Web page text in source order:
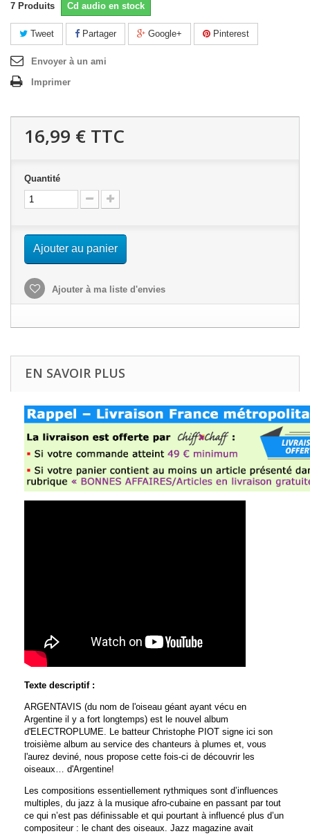
7 Produits Cd audio en stock
Tweet Partager Google+ Pinterest
Envoyer à un ami
Imprimer
16,99 € TTC
Quantité
Ajouter au panier
Ajouter à ma liste d'envies
EN SAVOIR PLUS
Texte descriptif :
ARGENTAVIS (du nom de l'oiseau géant ayant vécu en
Argentine il y a fort longtemps) est le nouvel album
d'ELECTROPLUME. Le batteur Christophe PIOT signe ici son
troisième album au service des chanteurs à plumes et, vous
l'aurez deviné, nous propose cette fois-ci de découvrir les
oiseaux… d'Argentine!
Les compositions essentiellement rythmiques sont d’influences
multiples, du jazz à la musique afro-cubaine en passant par tout
ce qui n’est pas définissable et qui pourtant à influencé plus d’un
compositeur : le chant des oiseaux. Jazz magazine avait